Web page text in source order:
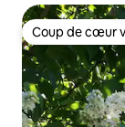
Coup de cœur
Coup de cœur